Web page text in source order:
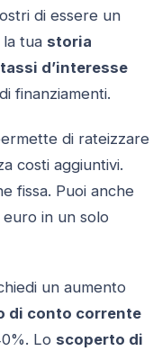
di essere un
la tua storia
tassi d’interesse
finanziamenti.
di rateizzare
costi aggiuntivi.
fissa. Puoi anche
in un solo
un aumento
di conto corrente
Lo scoperto di